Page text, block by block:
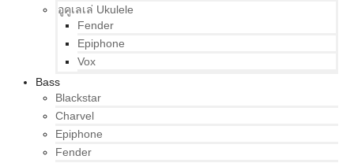
อูคูเลเล่ Ukulele
Fender
Epiphone
Vox
Bass
Blackstar
Charvel
Epiphone
Fender